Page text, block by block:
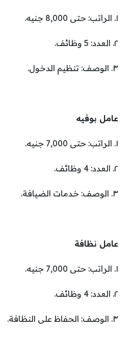
١. الراتب: حتى 8,000 جنيه.
٢. العدد: 5 وظائف.
٣. الوصف: تنظيم الدخول.
عامل بوفيه
١. الراتب: حتى 7,000 جنيه.
٢. العدد: 4 وظائف.
٣. الوصف: خدمات الضيافة.
عامل نظافة
١. الراتب: حتى 7,000 جنيه.
٢. العدد: 4 وظائف.
٣. الوصف: الحفاظ على النظافة.